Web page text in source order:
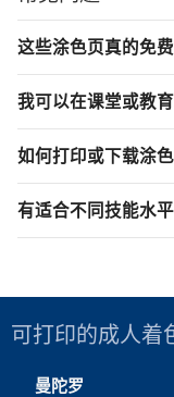
这些涂色页真的免费
我可以在课堂或教
如何打印或下载涂色
有适合不同技能水平
可打印的成人着
曼陀罗